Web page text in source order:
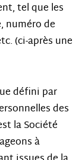
tel que les
numéro de
(ci-après une
défini par
des
la Société
à